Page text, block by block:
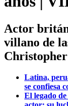
Actor
villano de
Christopher
Latina,
se confiesa
El legado